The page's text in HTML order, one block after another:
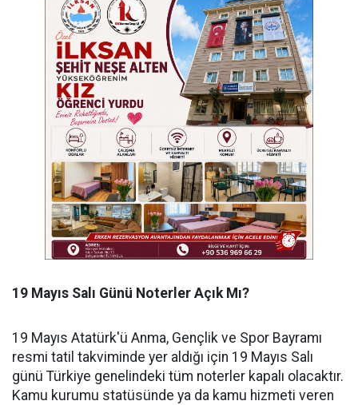
​19 Mayıs Salı Günü Noterler Açık Mı?
​19 Mayıs Atatürk'ü Anma, Gençlik ve Spor Bayramı
resmi tatil takviminde yer aldığı için 19 Mayıs Salı
günü Türkiye genelindeki tüm noterler kapalı olacaktır.
Kamu kurumu statüsünde ya da kamu hizmeti veren